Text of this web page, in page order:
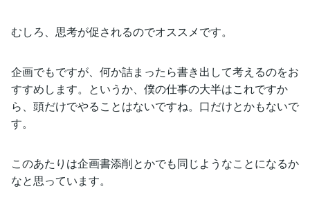
むしろ、思考が促されるのでオススメです。
企画でもですが、何か詰まったら書き出して考えるのをお
すすめします。というか、僕の仕事の大半はこれですか
ら、頭だけでやることはないですね。口だけとかもないで
す。
このあたりは企画書添削とかでも同じようなことになるか
なと思っています。